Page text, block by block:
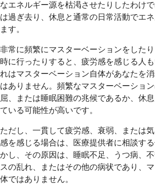
なエネルギー源を枯渇させたりしたわけ
は過ぎ去り、休息と通常の日常活動でエ
ます。
非常に頻繁にマスターベーションをした
時に行ったりすると、疲労感を感じる人
れはマスターベーション自体があなたを
はありません。頻繁なマスターベーショ
屈、または睡眠困難の兆候であるか、休
ている可能性が高いです。
ただし、一貫して疲労感、衰弱、または
感を感じる場合は、医療提供者に相談す
かし、その原因は、睡眠不足、うつ病、
スの乱れ、またはその他の病状であり、
体ではありません。